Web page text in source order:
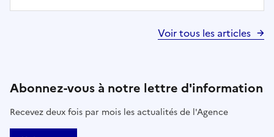
Voir tous les articles
Abonnez-vous à notre lettre d'information
Recevez deux fois par mois les actualités de l'Agence